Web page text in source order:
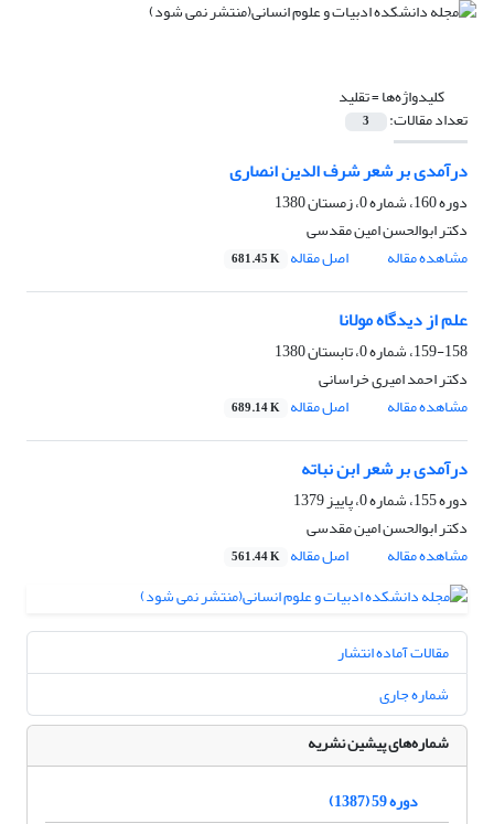
کلیدواژه‌ها =تقلید
تعداد مقالات: 3
درآمدی بر شعر شرف الدین انصاری
دوره 160، شماره 0، زمستان 1380
دکتر ابوالحسن امین مقدسی
مشاهده مقاله
اصل مقاله 681.45 K
علم از دیدگاه مولانا
159-158، شماره 0، تابستان 1380
دکتر احمد امیری خراسانی
مشاهده مقاله
اصل مقاله 689.14 K
درآمدی بر شعر ابن نباته
دوره 155، شماره 0، پاییز 1379
دکتر ابوالحسن امین مقدسی
مشاهده مقاله
اصل مقاله 561.44 K
مقالات آماده انتشار
شماره جاری
شماره‌های پیشین نشریه
دوره 59 (1387)